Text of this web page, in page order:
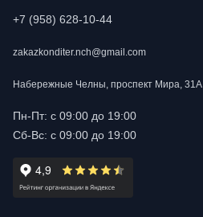
+7 (958) 628-10-44
zakazkonditer.nch@gmail.com
Набережные Челны, проспект Мира, 31А
Пн-Пт: с 09:00 до 19:00
Сб-Вс: с 09:00 до 19:00